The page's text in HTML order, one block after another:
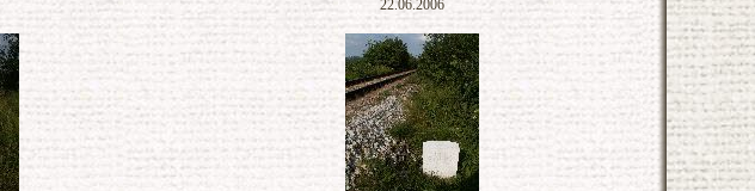
22.06.2006